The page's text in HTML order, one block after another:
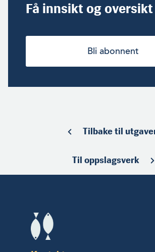
Få innsikt og oversikt
Bli abonnent
Tilbake til
Til oppslagsverk